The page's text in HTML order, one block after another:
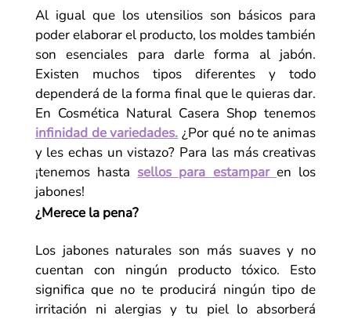
Al igual que los utensilios son básicos para
poder elaborar el producto, los moldes también
son esenciales para darle forma al jabón.
Existen muchos tipos diferentes y todo
dependerá de la forma final que le quieras dar.
En Cosmética Natural Casera Shop tenemos
infinidad de variedades. ¿Por qué no te animas
y les echas un vistazo? Para las más creativas
¡tenemos hasta sellos para estampar en los
jabones!
¿Merece la pena?
Los jabones naturales son más suaves y no
cuentan con ningún producto tóxico. Esto
significa que no te producirá ningún tipo de
irritación ni alergias y tu piel lo absorberá